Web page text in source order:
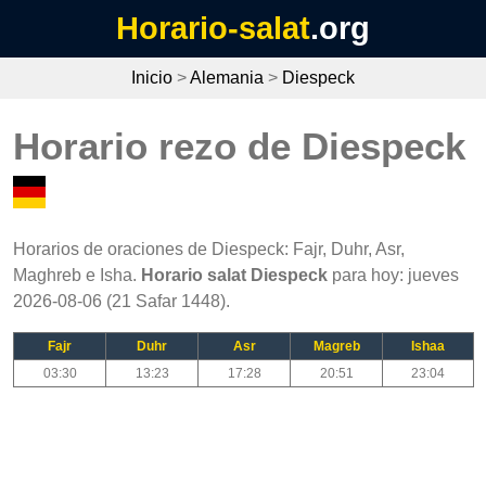
Horario-salat.org
Inicio >Alemania > Diespeck
Horario rezo de Diespeck
Horarios de oraciones de Diespeck: Fajr, Duhr, Asr,
Maghreb e Isha. Horario salat Diespeck para hoy: jueves
2026-08-06 (21 Safar 1448).
Fajr Duhr Asr Magreb
Ishaa
03:30
13:23 17:28 20:51 23:04